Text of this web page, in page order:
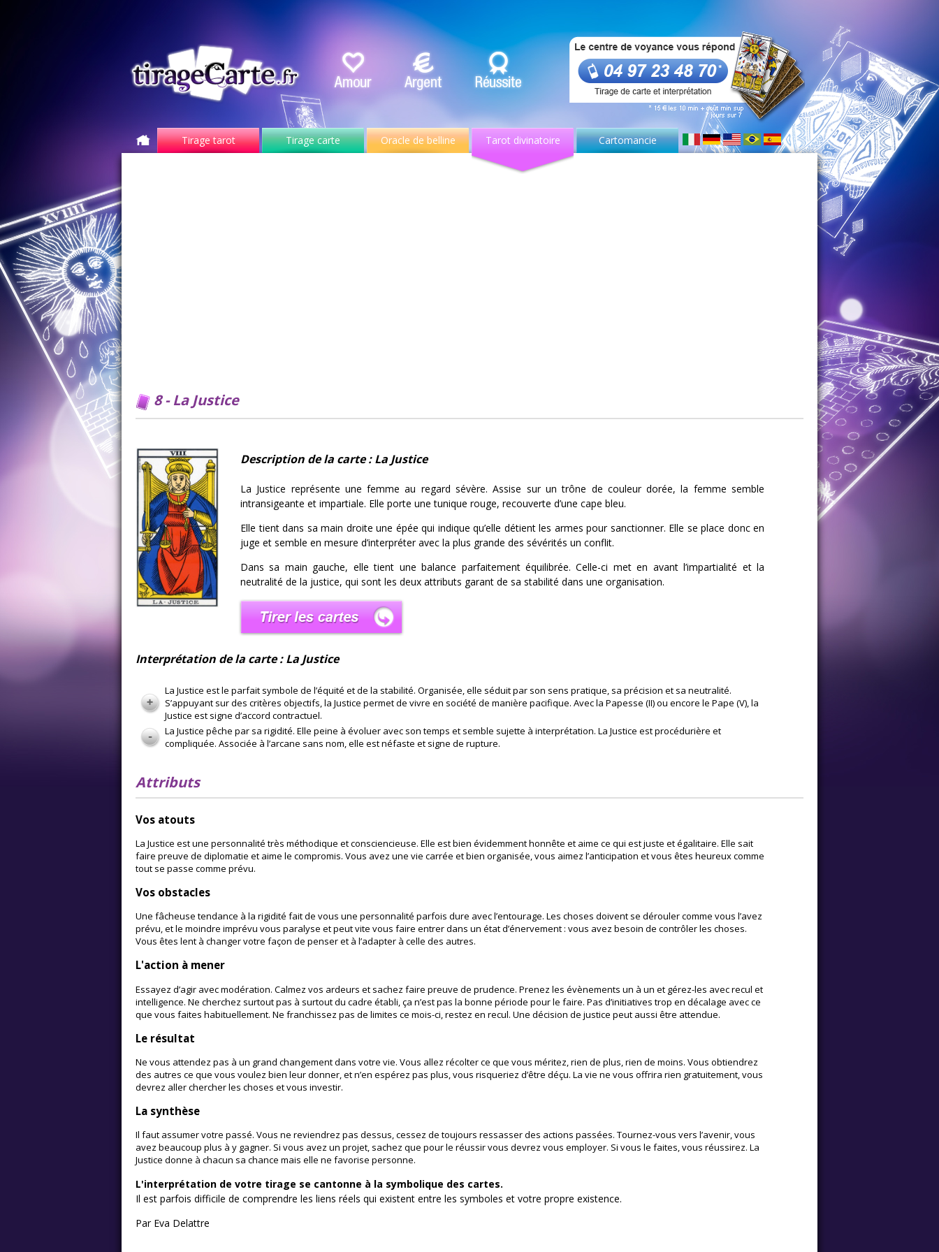
Tirage tarot Tirage carte Oracle de belline Tarot divinatoire Cartomancie
8 - La Justice
Description de la carte : La Justice
La Justice représente une femme au regard sévère. Assise sur un trône de couleur dorée, la femme semble
intransigeante et impartiale. Elle porte une tunique rouge, recouverte d’une cape bleu.
Elle tient dans sa main droite une épée qui indique qu’elle détient les armes pour sanctionner. Elle se place donc en
juge et semble en mesure d’interpréter avec la plus grande des sévérités un conflit.
Dans sa main gauche, elle tient une balance parfaitement équilibrée. Celle-ci met en avant l’impartialité et la
neutralité de la justice, qui sont les deux attributs garant de sa stabilité dans une organisation.
Interprétation de la carte : La Justice
La Justice est le parfait symbole de l’équité et de la stabilité. Organisée, elle séduit par son sens pratique, sa précision et sa neutralité.
S’appuyant sur des critères objectifs, la Justice permet de vivre en société de manière pacifique. Avec la Papesse (II) ou encore le Pape (V), la
Justice est signe d’accord contractuel.
La Justice pêche par sa rigidité. Elle peine à évoluer avec son temps et semble sujette à interprétation. La Justice est procédurière et
compliquée. Associée à l’arcane sans nom, elle est néfaste et signe de rupture.
Attributs
Vos atouts
La Justice est une personnalité très méthodique et consciencieuse. Elle est bien évidemment honnête et aime ce qui est juste et égalitaire. Elle sait
faire preuve de diplomatie et aime le compromis. Vous avez une vie carrée et bien organisée, vous aimez l’anticipation et vous êtes heureux comme
tout se passe comme prévu.
Vos obstacles
Une fâcheuse tendance à la rigidité fait de vous une personnalité parfois dure avec l’entourage. Les choses doivent se dérouler comme vous l’avez
prévu, et le moindre imprévu vous paralyse et peut vite vous faire entrer dans un état d’énervement : vous avez besoin de contrôler les choses.
Vous êtes lent à changer votre façon de penser et à l’adapter à celle des autres.
L'action à mener
Essayez d’agir avec modération. Calmez vos ardeurs et sachez faire preuve de prudence. Prenez les évènements un à un et gérez-les avec recul et
intelligence. Ne cherchez surtout pas à surtout du cadre établi, ça n’est pas la bonne période pour le faire. Pas d’initiatives trop en décalage avec ce
que vous faites habituellement. Ne franchissez pas de limites ce mois-ci, restez en recul. Une décision de justice peut aussi être attendue.
Le résultat
Ne vous attendez pas à un grand changement dans votre vie. Vous allez récolter ce que vous méritez, rien de plus, rien de moins. Vous obtiendrez
des autres ce que vous voulez bien leur donner, et n’en espérez pas plus, vous risqueriez d’être déçu. La vie ne vous offrira rien gratuitement, vous
devrez aller chercher les choses et vous investir.
La synthèse
Il faut assumer votre passé. Vous ne reviendrez pas dessus, cessez de toujours ressasser des actions passées. Tournez-vous vers l’avenir, vous
avez beaucoup plus à y gagner. Si vous avez un projet, sachez que pour le réussir vous devrez vous employer. Si vous le faites, vous réussirez. La
Justice donne à chacun sa chance mais elle ne favorise personne.
L'interprétation de votre tirage se cantonne à la symbolique des cartes.
Il est parfois difficile de comprendre les liens réels qui existent entre les symboles et votre propre existence.
Par Eva Delattre